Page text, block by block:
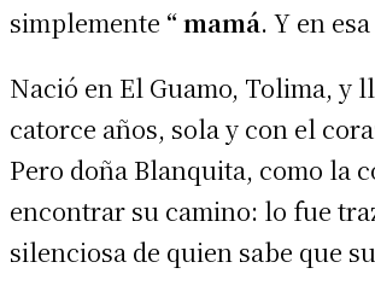
simplemente “ mamá. Y en
Nació en El Guamo, Tolima, y
catorce años, sola y con el
Pero doña Blanquita, como la
encontrar su camino: lo fue
silenciosa de quien sabe que